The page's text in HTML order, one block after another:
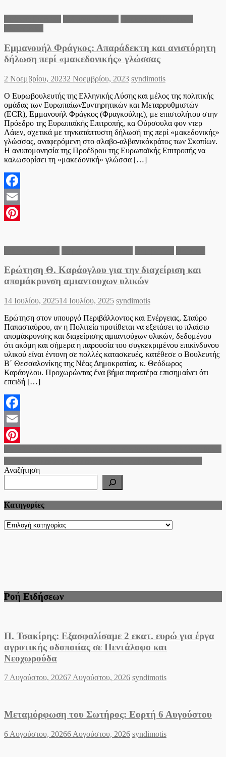
Εμμανουήλ Φράγκος: Απαράδεκτη και ανιστόρητη
δήλωση περί «μακεδονικής» γλώσσας
Posted
2 Νοεμβρίου, 20232 Νοεμβρίου, 2023 Author
syndimotis
Ο Ευρωβουλευτής της Ελληνικής Λύσης και μέλος της πολιτικής
ομάδας των ΕυρωπαίωνΣυντηρητικών και Μεταρρυθμιστών
(ECR), Εμμανουήλ Φράγκος (Φραγκούλης), με επιστολήτου στην
Πρόεδρο της Ευρωπαϊκής Επιτροπής, κα Ούρσουλα φον ντερ
Λάιεν, σχετικά με τηνκατάπτυστη δήλωσή της περί «μακεδονικής»
γλώσσας, αναφερόμενη στο σλαβο-αλβανικόκράτος των Σκοπίων.
Η ανυπομονησία της Προέδρου της Ευρωπαϊκής Επιτροπής να
καλωσορίσει τη «μακεδονική» γλώσσα […]
Facebook
Email
Ερώτηση Θ. Καράογλου για την διαχείριση και
απομάκρυνση αμιαντουχων υλικών
Posted
14 Ιουλίου, 202514 Ιουλίου, 2025 Author
syndimotis
Ερώτηση στον υπουργό Περιβάλλοντος και Ενέργειας, Σταύρο
Παπασταύρου, αν η Πολιτεία προτίθεται να εξετάσει το πλαίσιο
απομάκρυνσης και διαχείρισης αμιαντούχων υλικών, δεδομένου
ότι ακόμη και σήμερα η παρουσία του συγκεκριμένου επικίνδυνου
υλικού είναι έντονη σε πολλές κατασκευές, κατέθεσε ο Βουλευτής
Β΄ Θεσσαλονίκης της Νέας Δημοκρατίας, κ. Θεόδωρος
Καράογλου. Προχωρώντας ένα βήμα παραπέρα επισημαίνει ότι
επειδή […]
Facebook
Email
Πλοήγηση
άρθρων
Αναζήτηση
Kατηγορίες
Kατηγορίες
Ροή Ειδήσεων
Π. Τσακίρης: Εξασφαλίσαμε 2 εκατ. ευρώ για έργα
αγροτικής οδοποιίας σε Πεντάλοφο και
Νεοχωρούδα
Posted
7 Αυγούστου, 20267 Αυγούστου, 2026 Author
syndimotis
Μεταμόρφωση του Σωτήρος: Εορτή 6 Αυγούστου
Posted
6 Αυγούστου, 20266 Αυγούστου, 2026 Author
syndimotis